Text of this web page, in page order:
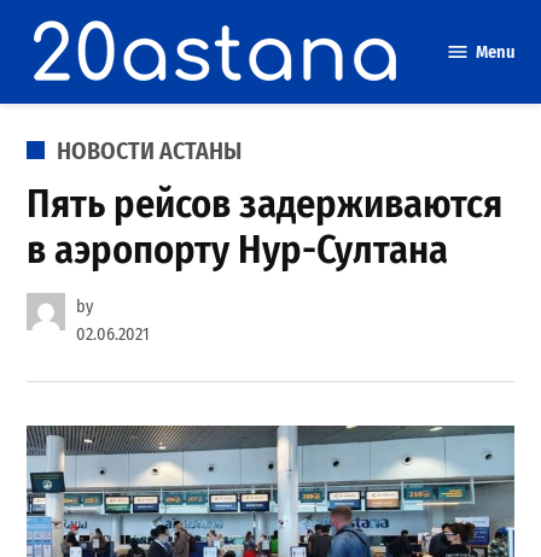
content
Menu
POSTED
НОВОСТИ АСТАНЫ
Пять рейсов задерживаются
в аэропорту Нур-Султана
by
02.06.2021